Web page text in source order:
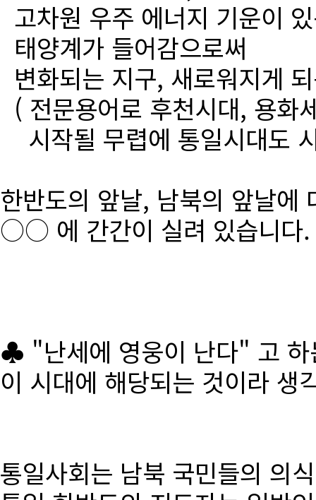
고차원 우주 에너지 기운이
태양계가 들어감으로써
변화되는 지구, 새로워지게
( 전문용어로 후천시대, 용화
시작될 무렵에 통일시대도
한반도의 앞날, 남북의 앞날에
○○ 에 간간이 실려 있습니다.
♣ "난세에 영웅이 난다" 고 하
이 시대에 해당되는 것이라 생
통일사회는 남북 국민들의 의